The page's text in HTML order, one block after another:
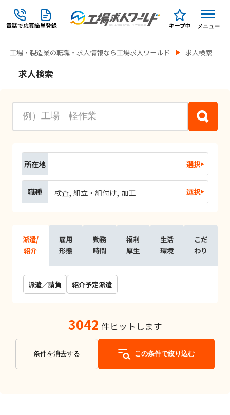
電話で応募簡単登録 キープ中 メニュー
工場・製造業の転職・求人情報なら工場求人ワールド 求人検索
求人検索
所在地 選択
職種 検査 組立・組付け 加工 選択
派遣/
紹介
雇用
形態
勤務
時間
福利
厚生
生活
環境
こだ
わり
派遣／請負 紹介予定派遣
3042 件ヒットします
条件を消去する この条件で絞り込む